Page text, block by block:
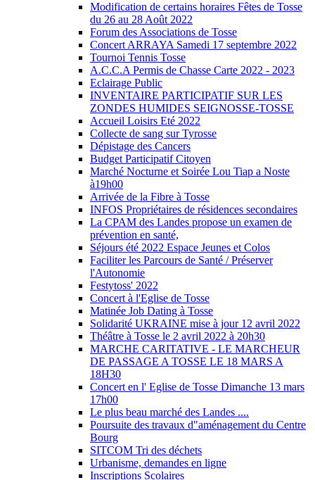
Modification de certains horaires Fêtes de Tosse
du 26 au 28 Août 2022
Forum des Associations de Tosse
Concert ARRAYA Samedi 17 septembre 2022
Tournoi Tennis Tosse
A.C.C.A Permis de Chasse Carte 2022 - 2023
Eclairage Public
INVENTAIRE PARTICIPATIF SUR LES
ZONDES HUMIDES SEIGNOSSE-TOSSE
Accueil Loisirs Eté 2022
Collecte de sang sur Tyrosse
Dépistage des Cancers
Budget Participatif Citoyen
Marché Nocturne et Soirée Lou Tiap a Noste
à19h00
Arrivée de la Fibre à Tosse
INFOS Propriétaires de résidences secondaires
La CPAM des Landes propose un examen de
prévention en santé,
Séjours été 2022 Espace Jeunes et Colos
Faciliter les Parcours de Santé / Préserver
l'Autonomie
Festytoss' 2022
Concert à l'Eglise de Tosse
Matinée Job Dating à Tosse
Solidarité UKRAINE mise à jour 12 avril 2022
Théâtre à Tosse le 2 avril 2022 à 20h30
MARCHE CARITATIVE - LE MARCHEUR
DE PASSAGE A TOSSE LE 18 MARS A
18H30
Concert en l' Eglise de Tosse Dimanche 13 mars
17h00
Le plus beau marché des Landes ....
Poursuite des travaux d"aménagement du Centre
Bourg
SITCOM Tri des déchets
Urbanisme, demandes en ligne
Inscriptions Scolaires